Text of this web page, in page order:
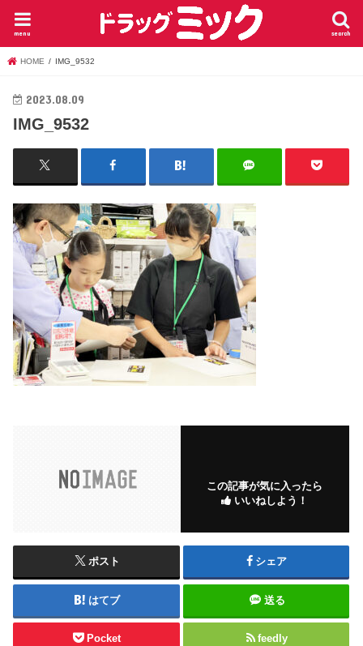
search
menu
HOME IMG_9532
2023.08.09
IMG_9532
この記事が気に入ったら
いいねしよう！
ポスト シェア
はてブ 送る
Pocket feedly